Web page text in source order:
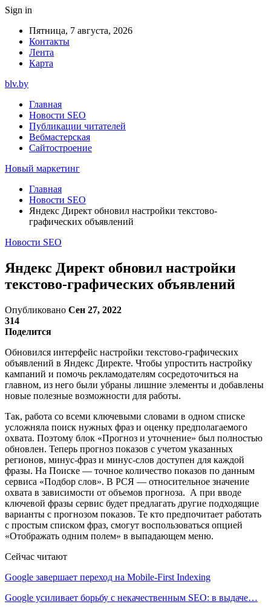
Sign in
Пятница, 7 августа, 2026
Контакты
Лента
Карта
blv.by
Главная
Новости SEO
Публикации читателей
Вебмастерская
Сайтостроение
Новый маркетинг
Главная
Новости SEO
Яндекс Директ обновил настройки текстово-
графических объявлений
Новости SEO
Яндекс Директ обновил настройки
текстово-графических объявлений
Опубликовано Сен 27, 2022
314
Поделится
Обновился интерфейс настройки текстово-графических
объявлений в Яндекс Директе. Чтобы упростить настройку
кампаний и помочь рекламодателям сосредоточиться на
главном, из него были убраны лишние элементы и добавлены
новые полезные возможности для работы.
Так, работа со всеми ключевыми словами в одном списке
усложняла поиск нужных фраз и оценку предполагаемого
охвата. Поэтому блок «Прогноз и уточнение» был полностью
обновлен. Теперь прогноз показов с учетом указанных
регионов, минус-фраз и минус-слов доступен для каждой
фразы. На Поиске — точное количество показов по данным
сервиса «Подбор слов». В РСЯ — относительное значение
охвата в зависимости от объемов прогноза. А при вводе
ключевой фразы сервис будет предлагать другие подходящие
варианты с прогнозом показов. Те кто предпочитает работать
с простым списком фраз, смогут воспользоваться опцией
«Отображать одним полем» в выпадающем меню.
Сейчас читают
Google завершает переход на Mobile-First Indexing
Google усиливает борьбу с некачественным SEO: в выдаче…